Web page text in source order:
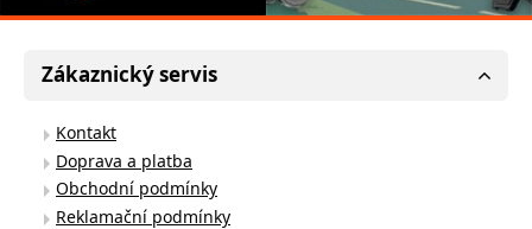
Zákaznický servis
Kontakt
Doprava a platba
Obchodní podmínky
Reklamační podmínky